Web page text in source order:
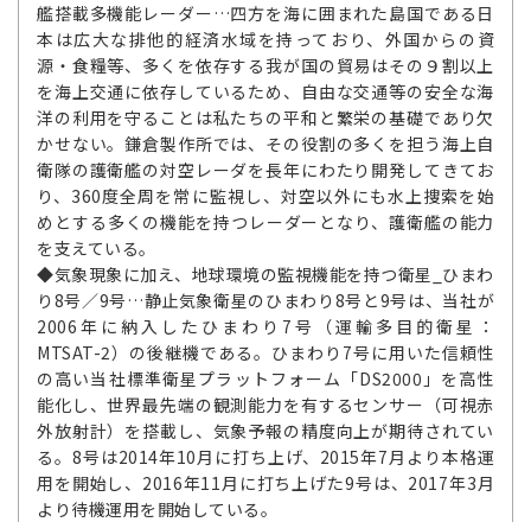
艦搭載多機能レーダー…四方を海に囲まれた島国である日
本は広大な排他的経済水域を持っており、外国からの資
源・食糧等、多くを依存する我が国の貿易はその９割以上
を海上交通に依存しているため、自由な交通等の安全な海
洋の利用を守ることは私たちの平和と繁栄の基礎であり欠
かせない。鎌倉製作所では、その役割の多くを担う海上自
衛隊の護衛艦の対空レーダを長年にわたり開発してきてお
り、360度全周を常に監視し、対空以外にも水上捜索を始
めとする多くの機能を持つレーダーとなり、護衛艦の能力
を支えている。
◆気象現象に加え、地球環境の監視機能を持つ衛星_ひまわ
り8号／9号…静止気象衛星のひまわり8号と9号は、当社が
2006年に納入したひまわり7号（運輸多目的衛星：
MTSAT-2）の後継機である。ひまわり7号に用いた信頼性
の高い当社標準衛星プラットフォーム「DS2000」を高性
能化し、世界最先端の観測能力を有するセンサー（可視赤
外放射計）を搭載し、気象予報の精度向上が期待されてい
る。8号は2014年10月に打ち上げ、2015年7月より本格運
用を開始し、2016年11月に打ち上げた9号は、2017年3月
より待機運用を開始している。